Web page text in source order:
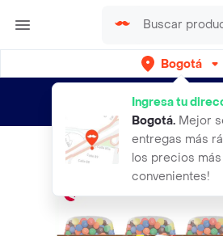
Bogotá
Ingresa tu
Bogotá. Mejor
entregas más
los precios más
convenientes!
envíos gratis por